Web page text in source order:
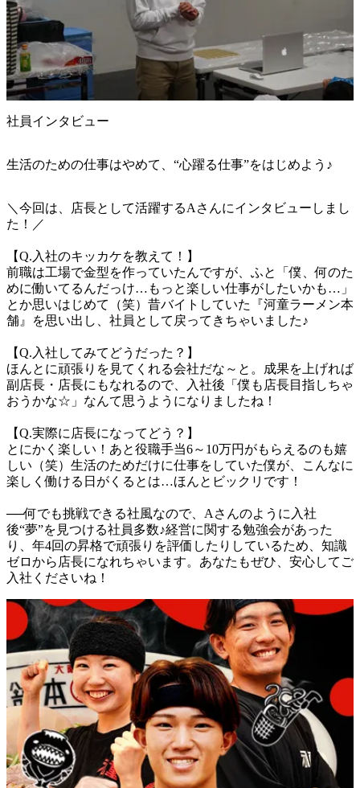
社員インタビュー
生活のための仕事はやめて、“心躍る仕事”をはじめよう♪
＼今回は、店長として活躍するAさんにインタビューしまし
た！／
【Q.入社のキッカケを教えて！】
前職は工場で金型を作っていたんですが、ふと「僕、何のた
めに働いてるんだっけ…もっと楽しい仕事がしたいかも…」
とか思いはじめて（笑）昔バイトしていた『河童ラーメン本
舗』を思い出し、社員として戻ってきちゃいました♪
【Q.入社してみてどうだった？】
ほんとに頑張りを見てくれる会社だな～と。成果を上げれば
副店長・店長にもなれるので、入社後「僕も店長目指しちゃ
おうかな☆」なんて思うようになりましたね！
【Q.実際に店長になってどう？】
とにかく楽しい！あと役職手当6～10万円がもらえるのも嬉
しい（笑）生活のためだけに仕事をしていた僕が、こんなに
楽しく働ける日がくるとは…ほんとビックリです！
──何でも挑戦できる社風なので、Aさんのように入社
後“夢”を見つける社員多数♪経営に関する勉強会があった
り、年4回の昇格で頑張りを評価したりしているため、知識
ゼロから店長になれちゃいます。あなたもぜひ、安心してご
入社くださいね！